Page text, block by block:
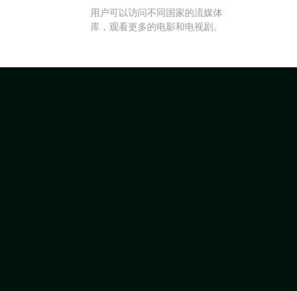
用户可以访问不同国家的流媒体
库，观看更多的电影和电视剧。